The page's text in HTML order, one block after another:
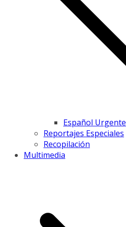
Español Urgente
Reportajes Especiales
Recopilación
Multimedia